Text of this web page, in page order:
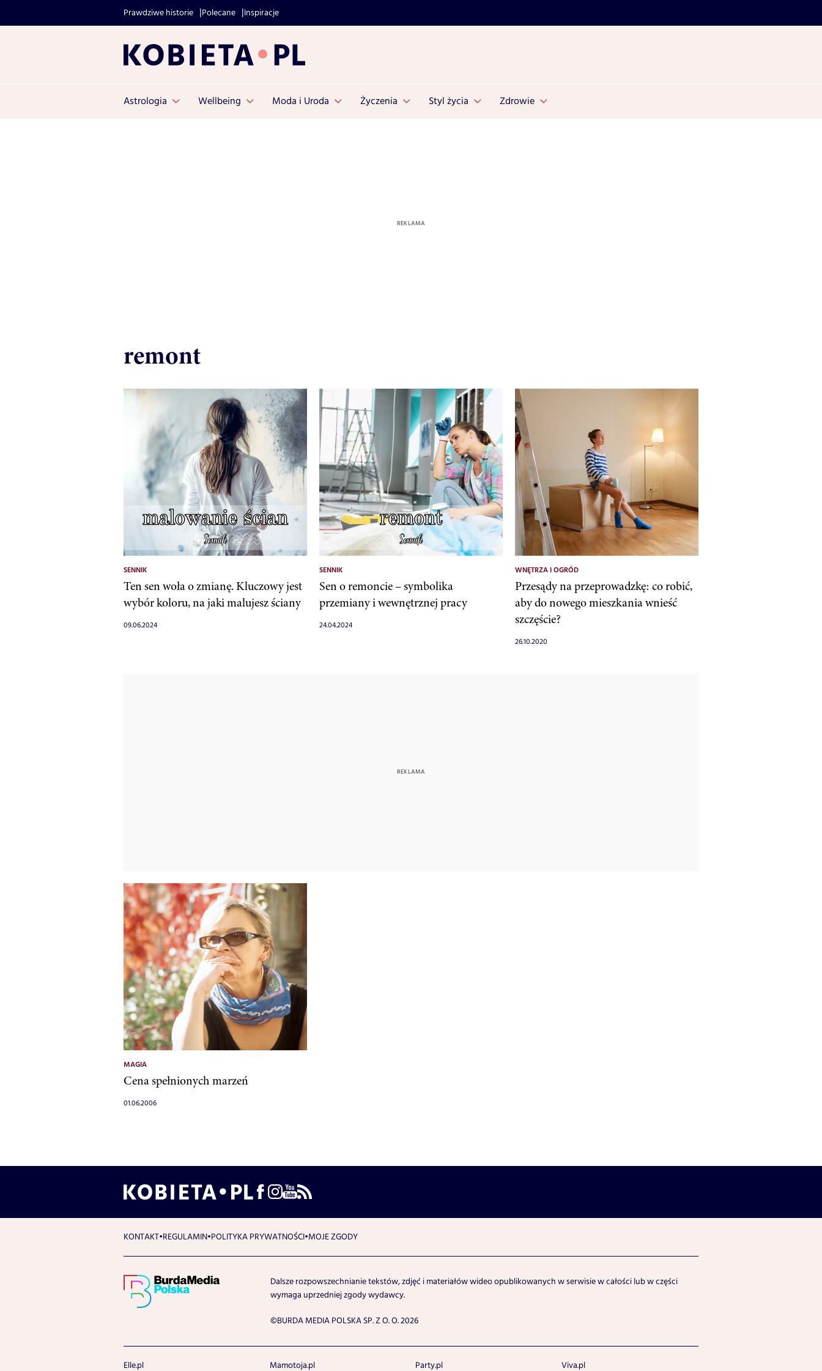
Prawdziwe historie Polecane Inspiracje
Astrologia Wellbeing Moda i Uroda Życzenia Styl życia Zdrowie
remont
SENNIK
Ten sen woła o zmianę. Kluczowy jest
wybór koloru, na jaki malujesz ściany
09.06.2024
SENNIK
Sen o remoncie – symbolika
przemiany i wewnętrznej pracy
24.04.2024
WNĘTRZA I OGRÓD
Przesądy na przeprowadzkę: co robić,
aby do nowego mieszkania wnieść
szczęście?
26.10.2020
MAGIA
Cena spełnionych marzeń
01.06.2006
KONTAKT REGULAMIN POLITYKA PRYWATNOŚCI MOJE ZGODY
Dalsze rozpowszechnianie tekstów, zdjęć i materiałów wideo opublikowanych w serwisie w całości lub w części
wymaga uprzedniej zgody wydawcy.
©BURDA MEDIA POLSKA SP. Z O. O. 2026
Elle.pl Mamotoja.pl Party.pl Viva.pl